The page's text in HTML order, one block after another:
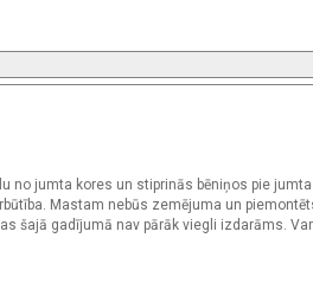
jumta kores un stiprinās bēniņos pie jumta
Mastam nebūs zemējuma un
šajā gadījumā nav pārāk viegli izdarāms.